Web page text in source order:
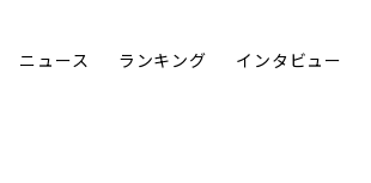
ニュース ランキング インタビュー